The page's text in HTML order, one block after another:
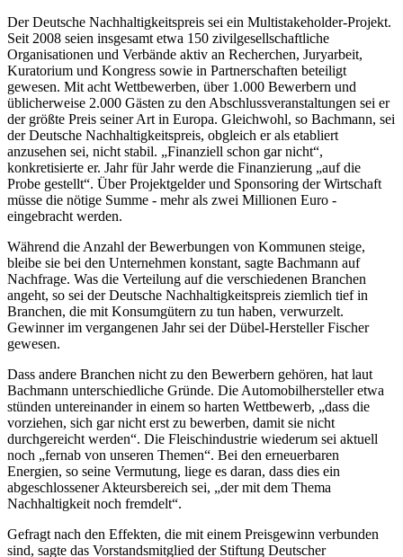
Der Deutsche Nachhaltigkeitspreis sei ein Multistakeholder-Projekt.
Seit 2008 seien insgesamt etwa 150 zivilgesellschaftliche
Organisationen und Verbände aktiv an Recherchen, Juryarbeit,
Kuratorium und Kongress sowie in Partnerschaften beteiligt
gewesen. Mit acht Wettbewerben, über 1.000 Bewerbern und
üblicherweise 2.000 Gästen zu den Abschlussveranstaltungen sei er
der größte Preis seiner Art in Europa. Gleichwohl, so Bachmann, sei
der Deutsche Nachhaltigkeitspreis, obgleich er als etabliert
anzusehen sei, nicht stabil. „Finanziell schon gar nicht“,
konkretisierte er. Jahr für Jahr werde die Finanzierung „auf die
Probe gestellt“. Über Projektgelder und Sponsoring der Wirtschaft
müsse die nötige Summe - mehr als zwei Millionen Euro -
eingebracht werden.
Während die Anzahl der Bewerbungen von Kommunen steige,
bleibe sie bei den Unternehmen konstant, sagte Bachmann auf
Nachfrage. Was die Verteilung auf die verschiedenen Branchen
angeht, so sei der Deutsche Nachhaltigkeitspreis ziemlich tief in
Branchen, die mit Konsumgütern zu tun haben, verwurzelt.
Gewinner im vergangenen Jahr sei der Dübel-Hersteller Fischer
gewesen.
Dass andere Branchen nicht zu den Bewerbern gehören, hat laut
Bachmann unterschiedliche Gründe. Die Automobilhersteller etwa
stünden untereinander in einem so harten Wettbewerb, „dass die
vorziehen, sich gar nicht erst zu bewerben, damit sie nicht
durchgereicht werden“. Die Fleischindustrie wiederum sei aktuell
noch „fernab von unseren Themen“. Bei den erneuerbaren
Energien, so seine Vermutung, liege es daran, dass dies ein
abgeschlossener Akteursbereich sei, „der mit dem Thema
Nachhaltigkeit noch fremdelt“.
Gefragt nach den Effekten, die mit einem Preisgewinn verbunden
sind, sagte das Vorstandsmitglied der Stiftung Deutscher